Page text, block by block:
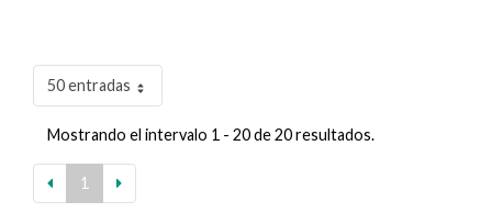
50 entradas
Mostrando el intervalo 1 - 20 de 20 resultados.
1